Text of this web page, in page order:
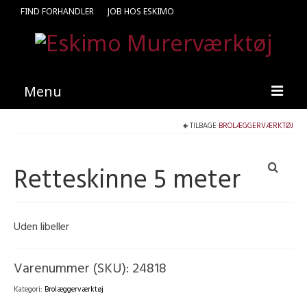
FIND FORHANDLER JOB HOS ESKIMO
Menu
Kataloger
TILBAGE BROLÆGGERVÆRKTØJ
Retteskinne 5 meter
Uden libeller
Varenummer (SKU): 24818
Kategori: Brolæggerværktøj